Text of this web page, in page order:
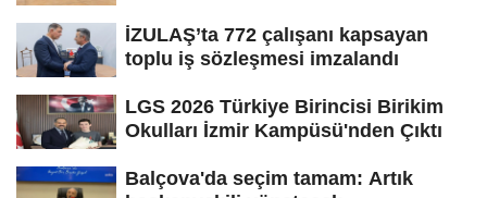
İZULAŞ’ta 772 çalışanı kapsayan
toplu iş sözleşmesi imzalandı
LGS 2026 Türkiye Birincisi Birikim
Okulları İzmir Kampüsü'nden Çıktı
Balçova'da seçim tamam: Artık